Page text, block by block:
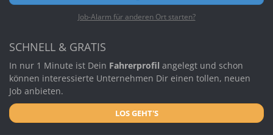
Job-Alarm für anderen Ort starten?
SCHNELL & GRATIS
In nur 1 Minute ist Dein Fahrerprofil angelegt und schon
können interessierte Unternehmen Dir einen tollen, neuen
Job anbieten.
LOS GEHT'S